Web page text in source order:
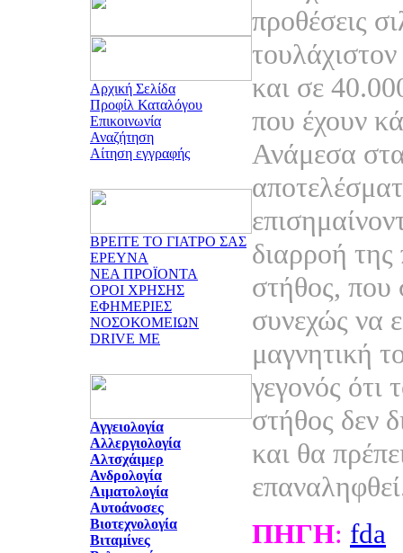
Αρχική Σελίδα
Προφίλ Καταλόγου
Επικοινωνία
Αναζήτηση
Αίτηση εγγραφής
ΒΡΕΙΤΕ ΤΟ ΓΙΑΤΡΟ ΣΑΣ
ΕΡΕΥΝΑ
ΝΕΑ ΠΡΟΪΟΝΤΑ
ΟΡΟΙ ΧΡΗΣΗΣ
ΕΦΗΜΕΡΙΕΣ
ΝΟΣΟΚΟΜΕΙΩΝ
DRIVE ME
Αγγειολογία
Αλλεργιολογία
Αλτσχάιμερ
Ανδρολογία
Αιματολογία
Αυτοάνοσες
Βιοτεχνολογία
Βιταμίνες
προθέσεις
και σε
που έχουν
Ανάμεσα
διαρροή
στήθος, που
συνεχώς να
μαγνητική
γεγονός ότι
στήθος δεν
και θα
ΠΗΓΗ: fda